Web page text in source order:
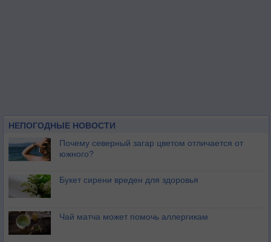
НЕПОГОДНЫЕ НОВОСТИ
Почему северный загар цветом отличается от
южного?
Букет сирени вреден для здоровья
Чай матча может помочь аллергикам